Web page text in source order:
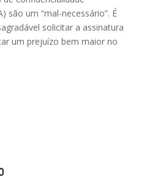
são um “mal-necessário”. É
solicitar a assinatura
um prejuízo bem maior no